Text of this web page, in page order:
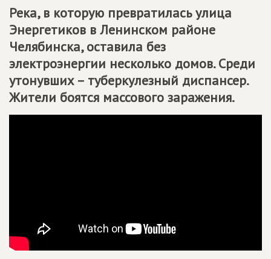
Река, в которую превратилась улица
Энергетиков в Ленинском районе
Челябинска, оставила без
электроэнергии несколько домов. Среди
утонувших – туберкулезный диспансер.
Жители боятся массового заражения.